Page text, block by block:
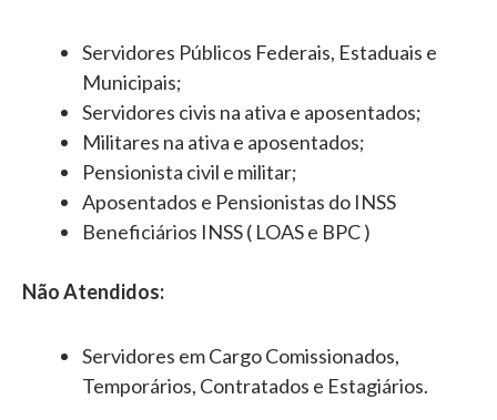
Servidores Públicos Federais, Estaduais e
Municipais;
Servidores civis na ativa e aposentados;
Militares na ativa e aposentados;
Pensionista civil e militar;
Aposentados e Pensionistas do INSS
Beneficiários INSS ( LOAS e BPC )
Não Atendidos:
Servidores em Cargo Comissionados,
Temporários, Contratados e Estagiários.